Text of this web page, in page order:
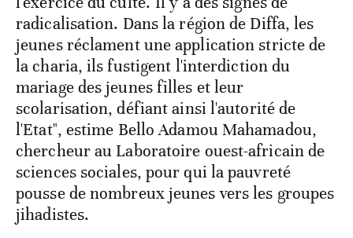
radicalisation. Dans la région de Diffa, les
jeunes réclament une application stricte de
la charia, ils fustigent l'interdiction du
mariage des jeunes filles et leur
scolarisation, défiant ainsi l'autorité de
l'Etat", estime Bello Adamou Mahamadou,
chercheur au Laboratoire ouest-africain de
sciences sociales, pour qui la pauvreté
pousse de nombreux jeunes vers les groupes
jihadistes.